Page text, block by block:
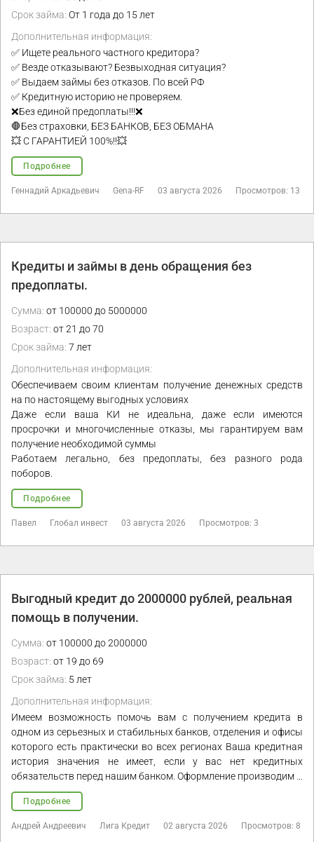
Срок займа: От 1 года до 15 лет
Дополнительная информация:
✅ Ищете реального частного кредитора?
✅ Везде отказывают? Безвыходная ситуация?
✅ Выдаем займы без отказов. По всей РФ
✅ Кредитную историю не проверяем.
❌Без единой предоплаты!!!❌
🛑Без страховки, БЕЗ БАНКОВ, БЕЗ ОБМАНА
💥 С ГАРАНТИЕЙ 100%!!💥
Подробнее
Геннадий Аркадьевич Gena-RF 03 августа 2026 Просмотров: 13
Кредиты и займы в день обращения без
предоплаты.
Сумма: от 100000 до 5000000
Возраст: от 21 до 70
Срок займа: 7 лет
Дополнительная информация:
Обеспечиваем своим клиентам получение денежных средств
на по настоящему выгодных условиях
Даже если ваша КИ не идеальна, даже если имеются
просрочки и многочисленные отказы, мы гарантируем вам
получение необходимой суммы
Работаем легально, без предоплаты, без разного рода
поборов.
Подробнее
Павел Глобал инвест 03 августа 2026 Просмотров: 3
Выгодный кредит до 2000000 рублей, реальная
помощь в получении.
Сумма: от 100000 до 2000000
Возраст: от 19 до 69
Срок займа: 5 лет
Дополнительная информация:
Имеем возможность помочь вам с получением кредита в
одном из серьезных и стабильных банков, отделения и офисы
которого есть практически во всех регионах Ваша кредитная
история значения не имеет, если у вас нет кредитных
обязательств перед нашим банком. Оформление производим …
Подробнее
Андрей Андреевич Лига Кредит 02 августа 2026 Просмотров: 8